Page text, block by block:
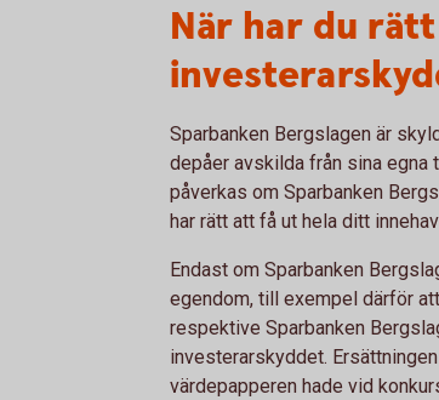
När har du
Sparbanken Bergslagen är
depåer avskilda från sina egna
påverkas om Sparbanken
har rätt att få ut hela ditt innehav
Endast om Sparbanken
egendom, till exempel därför
respektive Sparbanken
investerarskyddet.
värdepapperen hade vid